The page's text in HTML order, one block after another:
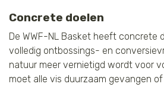
Concrete doelen
De WWF-NL Basket heeft concrete
volledig ontbossings- en
natuur meer vernietigd wordt voor
moet alle vis duurzaam gevangen